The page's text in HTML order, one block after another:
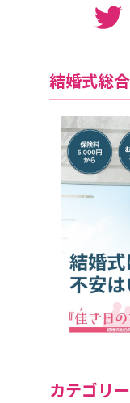
結婚式総
カテゴリー